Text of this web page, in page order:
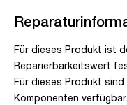
Für dieses Produkt ist
Reparierbarkeitswert
Für dieses Produkt
Komponenten